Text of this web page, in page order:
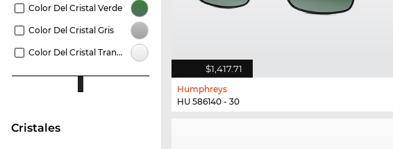
Color Del Cristal Verde
Color Del Cristal Gris
Color Del Cristal Transparente
Cristales
$1,417.71
Humphreys
HU 586140 - 30